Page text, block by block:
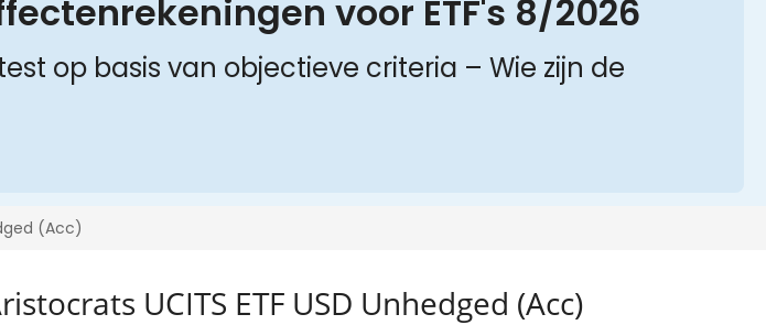
UCITS ETF USD Unhedged (Acc)